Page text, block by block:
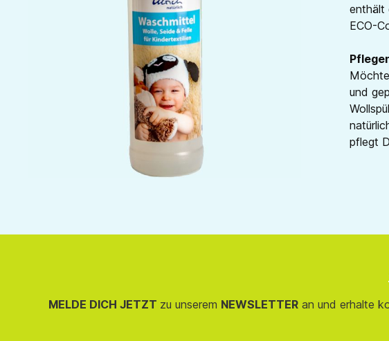
enthält
ECO-
und
pflegt
MELDE DICH JETZT zu unserem NEWSLETTERan und erhalte